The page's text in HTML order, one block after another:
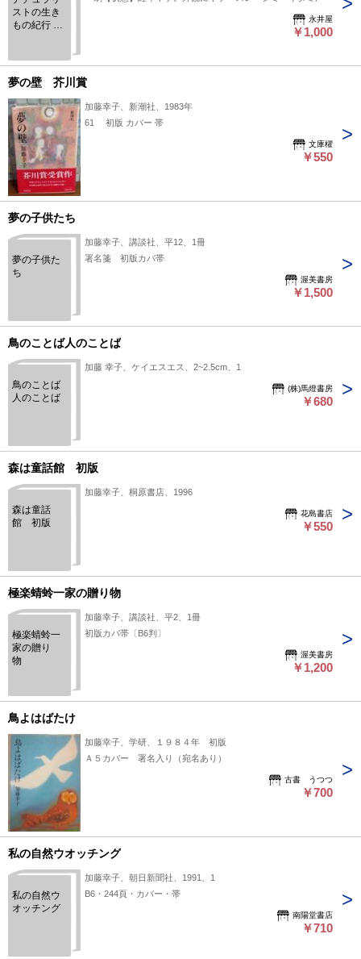
ストの生き
もの紀行
DHC
られます。書込み・線引など状態に見落としがありましたら、
永井屋
￥1,000
夢の壁 芥川賞
加藤幸子、新潮社、1983年
61 初版 カバー 帯
文庫櫂
￥550
夢の子供たち
夢の子供た
ち
加藤幸子、講談社、平12、1冊
署名箋 初版カバ帯
渥美書房
￥1,500
鳥のことば人のことば
鳥のことば
人のことば
加藤 幸子、ケイエスエス、2~2.5cm、1
(株)馬燈書房
￥680
森は童話館 初版
森は童話
館 初版
加藤幸子、桐原書店、1996
花島書店
￥550
極楽蜻蛉一家の贈り物
極楽蜻蛉一
家の贈り
物
加藤幸子、講談社、平2、1冊
初版カバ帯〔B6判〕
渥美書房
￥1,200
鳥よはばたけ
加藤幸子、学研、１９８４年 初版
Ａ５カバー 署名入り（宛名あり）
古書 うつつ
￥700
私の自然ウオッチング
私の自然ウ
オッチング
加藤幸子、朝日新聞社、1991、1
B6・244頁・カバー・帯
南陽堂書店
￥710